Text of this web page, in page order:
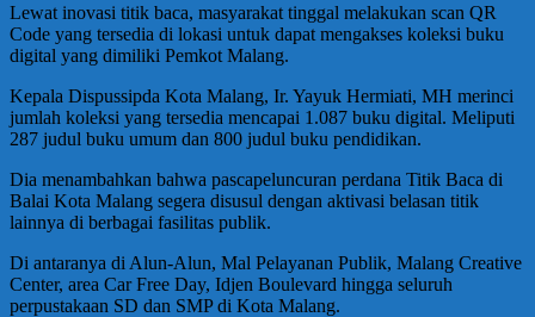
Lewat inovasi titik baca, masyarakat tinggal melakukan scan QR
Code yang tersedia di lokasi untuk dapat mengakses koleksi buku
digital yang dimiliki Pemkot Malang.
Kepala Dispussipda Kota Malang, Ir. Yayuk Hermiati, MH merinci
jumlah koleksi yang tersedia mencapai 1.087 buku digital. Meliputi
287 judul buku umum dan 800 judul buku pendidikan.
Dia menambahkan bahwa pascapeluncuran perdana Titik Baca di
Balai Kota Malang segera disusul dengan aktivasi belasan titik
lainnya di berbagai fasilitas publik.
Di antaranya di Alun-Alun, Mal Pelayanan Publik, Malang Creative
Center, area Car Free Day, Idjen Boulevard hingga seluruh
perpustakaan SD dan SMP di Kota Malang.